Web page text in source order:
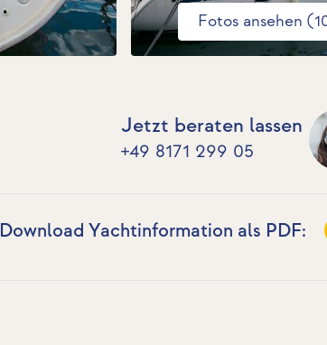
Fotos ansehen
Jetzt beraten lassen
+49 8171 299 05
Download Yachtinformation als PDF: